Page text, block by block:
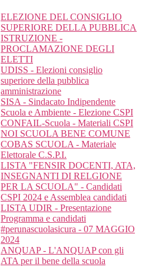
ELEZIONE DEL CONSIGLIO
SUPERIORE DELLA PUBBLICA
ISTRUZIONE -
PROCLAMAZIONE DEGLI
ELETTI
UDISS - Elezioni consiglio
superiore della pubblica
amministrazione
SISA - Sindacato Indipendente
Scuola e Ambiente - Elezione CSPI
CONFAIL-Scuola - Materiali CSPI
NOI SCUOLA BENE COMUNE
COBAS SCUOLA - Materiale
Elettorale C.S.P.I.
LISTA "FENSIR DOCENTI, ATA,
INSEGNANTI DI RELGIONE
PER LA SCUOLA" - Candidati
CSPI 2024 e Assemblea candidati
LISTA UDIR - Presentazione
Programma e candidati
#perunascuolasicura - 07 MAGGIO
2024
ANQUAP - L'ANQUAP con gli
ATA per il bene della scuola